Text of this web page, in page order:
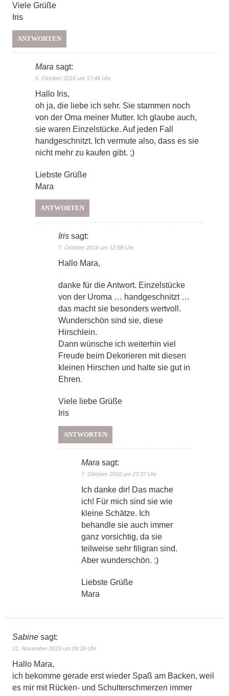
Viele Grüße
Iris
ANTWORTEN
Mara sagt:
6. Oktober 2016 um 17:44 Uhr
Hallo Iris,
oh ja, die liebe ich sehr. Sie stammen noch
von der Oma meiner Mutter. Ich glaube auch,
sie waren Einzelstücke. Auf jeden Fall
handgeschnitzt. Ich vermute also, dass es sie
nicht mehr zu kaufen gibt. ;)
Liebste Grüße
Mara
ANTWORTEN
Iris sagt:
7. Oktober 2016 um 12:58 Uhr
Hallo Mara,
danke für die Antwort. Einzelstücke
von der Uroma … handgeschnitzt …
das macht sie besonders wertvoll.
Wunderschön sind sie, diese
Hirschlein.
Dann wünsche ich weiterhin viel
Freude beim Dekorieren mit diesen
kleinen Hirschen und halte sie gut in
Ehren.
Viele liebe Grüße
Iris
ANTWORTEN
Mara sagt:
7. Oktober 2016 um 23:37 Uhr
Ich danke dir! Das mache
ich! Für mich sind sie wie
kleine Schätze. Ich
behandle sie auch immer
ganz vorsichtig, da sie
teilweise sehr filigran sind.
Aber wunderschön. :)
Liebste Grüße
Mara
Sabine sagt:
21. November 2019 um 09:18 Uhr
Hallo Mara,
ich bekomme gerade erst wieder Spaß am Backen, weil
es mir mit Rücken- und Schulterschmerzen immer